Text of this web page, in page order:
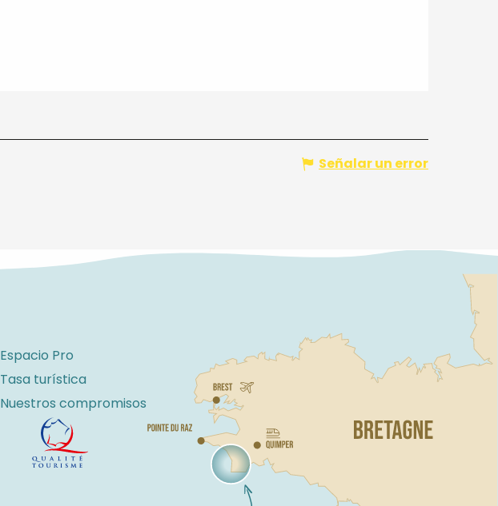
Señalar un error
Espacio Pro
Tasa turística
Nuestros compromisos